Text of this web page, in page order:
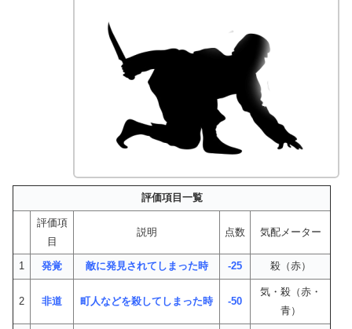
評価項目一覧
評価項
目
説明 点数 気配メーター
1 発覚 敵に発見されてしまった時 -25 殺（赤）
2 非道 町人などを殺してしまった時 -50
気・殺（赤・
青）